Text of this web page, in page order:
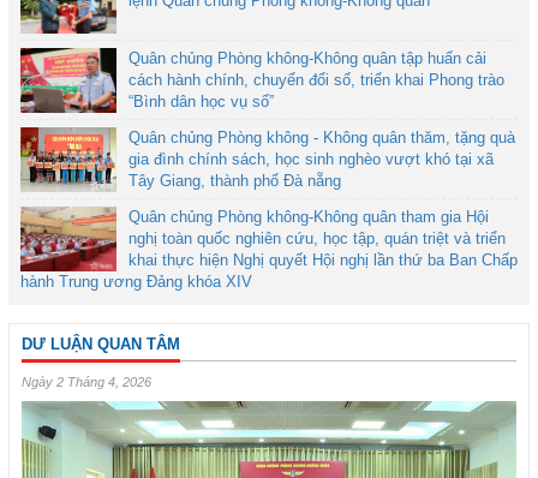
Quân chủng Phòng không-Không quân tập huấn cải
cách hành chính, chuyển đổi số, triển khai Phong trào
“Bình dân học vụ số”
Quân chủng Phòng không - Không quân thăm, tặng quà
gia đình chính sách, học sinh nghèo vượt khó tại xã
Tây Giang, thành phố Đà nẵng
Quân chủng Phòng không-Không quân tham gia Hội
nghị toàn quốc nghiên cứu, học tập, quán triệt và triển
khai thực hiện Nghị quyết Hội nghị lần thứ ba Ban Chấp
hành Trung ương Đảng khóa XIV
DƯ LUẬN QUAN TÂM
Ngày 2 Tháng 4, 2026